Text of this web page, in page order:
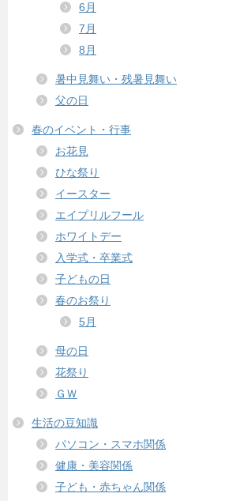
6月
7月
8月
暑中見舞い・残暑見舞い
父の日
春のイベント・行事
お花見
ひな祭り
イースター
エイプリルフール
ホワイトデー
入学式・卒業式
子どもの日
春のお祭り
5月
母の日
花祭り
ＧＷ
生活の豆知識
パソコン・スマホ関係
健康・美容関係
子ども・赤ちゃん関係